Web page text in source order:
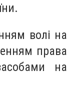
волі на
права
на